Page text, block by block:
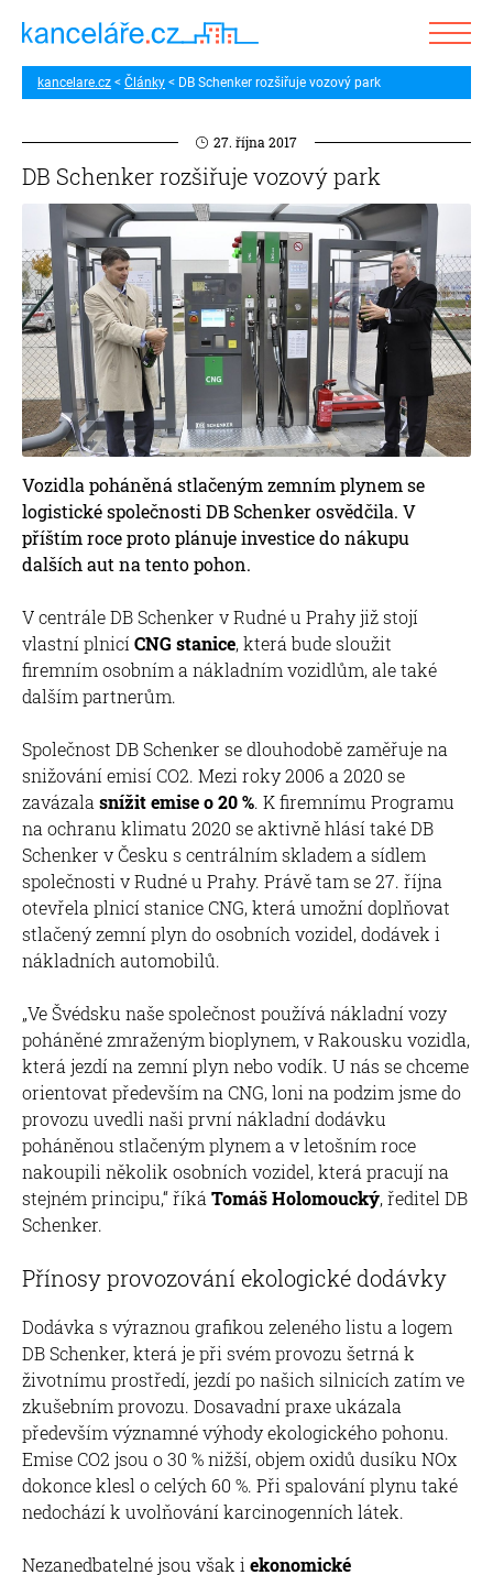
kancelare.cz Články DB Schenker rozšiřuje vozový park
27. října 2017
DB Schenker rozšiřuje vozový park
Vozidla poháněná stlačeným zemním plynem se
logistické společnosti DB Schenker osvědčila. V
příštím roce proto plánuje investice do nákupu
dalších aut na tento pohon.
V centrále DB Schenker v Rudné u Prahy již stojí
vlastní plnicí CNG stanice, která bude sloužit
firemním osobním a nákladním vozidlům, ale také
dalším partnerům.
Společnost DB Schenker se dlouhodobě zaměřuje na
snižování emisí CO2. Mezi roky 2006 a 2020 se
zavázala snížit emise o 20 %. K firemnímu Programu
na ochranu klimatu 2020 se aktivně hlásí také DB
Schenker v Česku s centrálním skladem a sídlem
společnosti v Rudné u Prahy. Právě tam se 27. října
otevřela plnicí stanice CNG, která umožní doplňovat
stlačený zemní plyn do osobních vozidel, dodávek i
nákladních automobilů.
„Ve Švédsku naše společnost používá nákladní vozy
poháněné zmraženým bioplynem, v Rakousku vozidla,
která jezdí na zemní plyn nebo vodík. U nás se chceme
orientovat především na CNG, loni na podzim jsme do
provozu uvedli naši první nákladní dodávku
poháněnou stlačeným plynem a v letošním roce
nakoupili několik osobních vozidel, která pracují na
stejném principu,“ říká Tomáš Holomoucký, ředitel DB
Schenker.
Přínosy provozování ekologické dodávky
Dodávka s výraznou grafikou zeleného listu a logem
DB Schenker, která je při svém provozu šetrná k
životnímu prostředí, jezdí po našich silnicích zatím ve
zkušebním provozu. Dosavadní praxe ukázala
především významné výhody ekologického pohonu.
Emise CO2 jsou o 30 % nižší, objem oxidů dusíku NOx
dokonce klesl o celých 60 %. Při spalování plynu také
nedochází k uvolňování karcinogenních látek.
Nezanedbatelné jsou však i ekonomické